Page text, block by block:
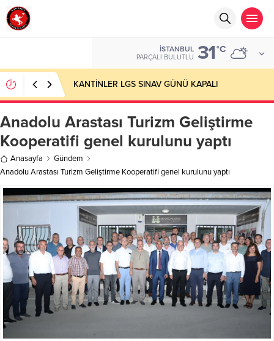
İSTANBUL
PARÇALI BULUTLU 31°C
KANTİNLER LGS SINAV GÜNÜ KAPALI
Anadolu Arastası Turizm Geliştirme
Kooperatifi genel kurulunu yaptı
Anasayfa
Gündem
Anadolu Arastası Turizm Geliştirme Kooperatifi genel kurulunu yaptı